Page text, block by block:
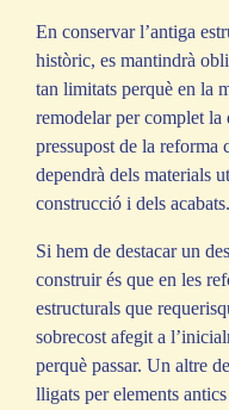
En conservar l’antiga
històric, es mantindrà
tan limitats perquè en la
remodelar per complet
pressupost de la reforma
dependrà dels materials
construcció i dels acabats.
Si hem de destacar un
construir és que en les
estructurals que
sobrecost afegit a
perquè passar. Un altre
lligats per elements